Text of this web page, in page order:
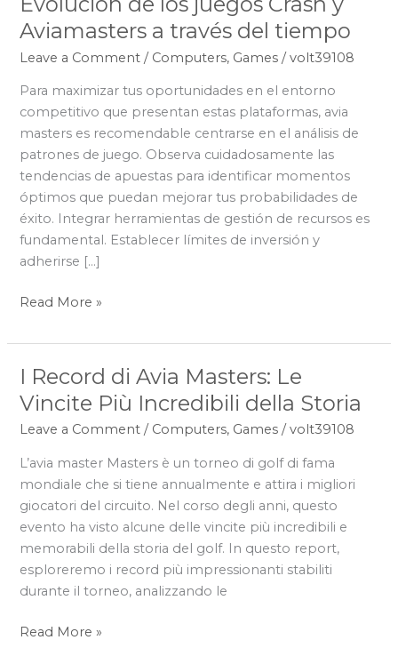
Aviamasters a través del tiempo
Leave a Comment / Computers, Games /volt39108
Para maximizar tus oportunidades en el entorno
competitivo que presentan estas plataformas, avia
masters es recomendable centrarse en el análisis de
patrones de juego. Observa cuidadosamente las
tendencias de apuestas para identificar momentos
óptimos que puedan mejorar tus probabilidades de
éxito. Integrar herramientas de gestión de recursos es
fundamental. Establecer límites de inversión y
adherirse […]
de
los
juegos
Crash
y
Aviamasters
a
través
del
tiempo
Read More »
I Record di Avia Masters: Le
Vincite Più Incredibili della Storia
Leave a Comment / Computers, Games /volt39108
L’avia master Masters è un torneo di golf di fama
mondiale che si tiene annualmente e attira i migliori
giocatori del circuito. Nel corso degli anni, questo
evento ha visto alcune delle vincite più incredibili e
memorabili della storia del golf. In questo report,
esploreremo i record più impressionanti stabiliti
durante il torneo, analizzando le
I
Record
di
Avia
Masters:
Le
Vincite
Più
Incredibili
della
Storia
Read More »